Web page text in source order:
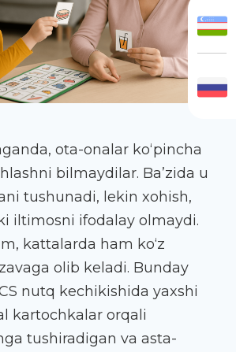
ota-onalar ko‘pincha
bilmaydilar. Ba’zida u
tushunadi, lekin xohish,
iltimosni ifodalay olmaydi.
kattalarda ham ko‘z
olib keladi. Bunday
nutq kechikishida yaxshi
kartochkalar orqali
tushiradigan va asta-